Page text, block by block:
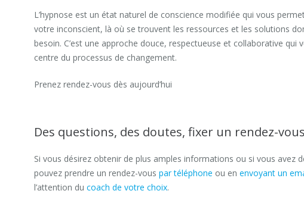
L’hypnose est un état naturel de conscience modifiée qui vous
votre inconscient, là où se trouvent les ressources et les solutions
besoin. C’est une approche douce, respectueuse et collaborative qui
centre du processus de changement.
Prenez rendez-vous dès aujourd’hui
Des questions, des doutes, fixer un rendez-
Si vous désirez obtenir de plus amples informations ou si vous avez
pouvez prendre un rendez-vous par téléphone ou en envoyant un
l’attention du coach de votre choix.